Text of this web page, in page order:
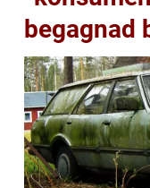
begagnad